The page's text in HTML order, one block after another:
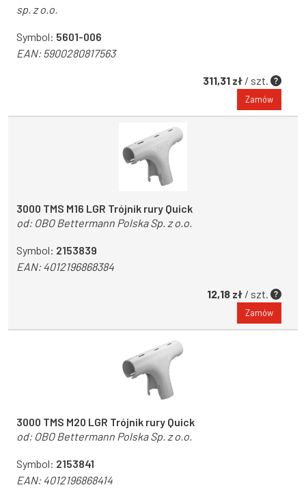
sp. z o.o.
Symbol: 5601-006
EAN:5900280817563
311,31 zł / szt.
Zamów
3000 TMS M16 LGR Trójnik rury Quick
od: OBO Bettermann Polska Sp. z o.o.
Symbol: 2153839
EAN:4012196868384
12,18 zł / szt.
Zamów
3000 TMS M20 LGR Trójnik rury Quick
od: OBO Bettermann Polska Sp. z o.o.
Symbol: 2153841
EAN:4012196868414